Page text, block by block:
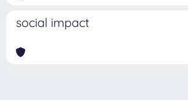
social impact